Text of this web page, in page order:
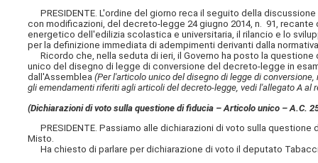
PRESIDENTE. L'ordine del giorno reca il seguito della
con modificazioni, del decreto-legge 24 giugno 2014, n. 91,
energetico dell'edilizia scolastica e universitaria, il rilancio e lo
per la definizione immediata di adempimenti derivanti dalla
Ricordo che, nella seduta di ieri, il Governo ha posto la
unico del disegno di legge di conversione del decreto-legge in
dall'Assemblea(Per l'articolo unico del disegno di legge di
gli emendamenti riferiti agli articoli del decreto-legge, vedi l'allegato A
(Dichiarazioni di voto sulla questione di fiducia – Articolo unico – A.C.
PRESIDENTE. Passiamo alle dichiarazioni di voto sulla questione
Misto.
Ha chiesto di parlare per dichiarazione di voto il deputato